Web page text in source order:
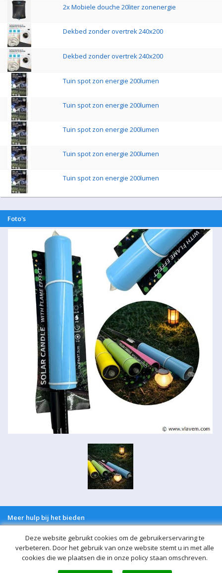
2x Mobiele douche 20liter zonenergie
Dekbed zonder overtrek 240x200
Dekbed zonder overtrek 240x200
Tuin spot zon energie 200lumen
Tuin spot zon energie 200lumen
Tuin spot zon energie 200lumen
Tuin spot zon energie 200lumen
Tuin spot zon energie 200lumen
Foto's
Meer hulp bij het bieden
Bij een bod doet u een bieding in de vorm van een bepaald vast
bedrag per kavel
Deze website gebruikt cookies om de gebruikerservaring te
verbeteren. Door het gebruik van onze website stemt u in met alle
cookies die we plaatsen die in onze policy staan omschreven.